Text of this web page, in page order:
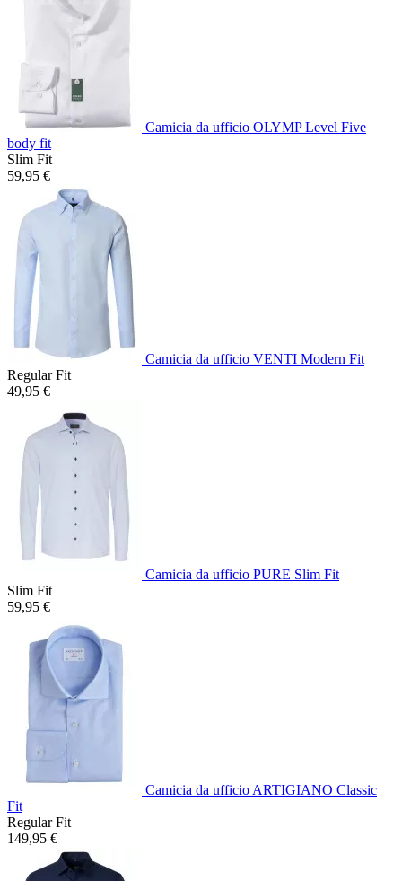
Camicia da ufficio OLYMP Level Five
body fit
Slim Fit
59,95 €
Camicia da ufficio VENTI Modern Fit
Regular Fit
49,95 €
Camicia da ufficio PURE Slim Fit
Slim Fit
59,95 €
Camicia da ufficio ARTIGIANO Classic
Fit
Regular Fit
149,95 €